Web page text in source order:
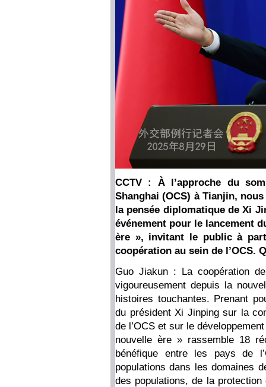
CCTV : À l’approche du
Shanghai (OCS) à Tianjin,
la pensée diplomatique de Xi
événement pour le lancement
ère », invitant le public à
coopération au sein de l’OCS.
Guo Jiakun : La coopération
vigoureusement depuis la
histoires touchantes. Prenant
du président Xi Jinping sur la
de l’OCS et sur le
nouvelle ère » rassemble 18
bénéfique entre les pays de
populations dans les domaines
des populations, de la